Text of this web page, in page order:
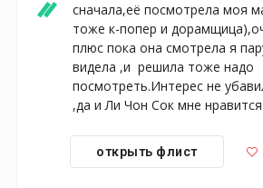
сначала,её посмотрела моя
тоже к-попер и
плюс пока она смотрела я
видела ,и  решила тоже надо
посмотреть.Интерес не
,да и Ли Чон Сок мне нравится
открыть флист